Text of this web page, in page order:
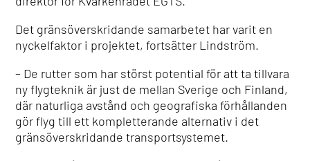
Det gränsöverskridande samarbetet har varit en
nyckelfaktor i projektet, fortsätter Lindström.
– De rutter som har störst potential för att ta tillvara
ny flygteknik är just de mellan Sverige och Finland,
där naturliga avstånd och geografiska förhållanden
gör flyg till ett kompletterande alternativ i det
gränsöverskridande transportsystemet.